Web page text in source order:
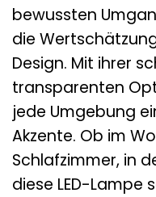
bewussten
die
Design. Mit ihrer
transparenten
jede Umgebung
Akzente. Ob im
Schlafzimmer, in
diese LED-Lampe